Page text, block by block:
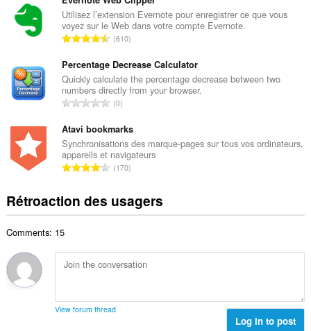
a
x
i
m
a
l
d
'
v
a
l
u
t
i
s
:
b
r
e
a
x
i
m
a
l
d
'
v
a
a
t
n
Utilisez l’extension Evernote pour enregistrer ce que vous
voyez sur le Web dans votre compte Evernote.
N
m
b
r
e
a
x
i
m
l
d
v
a
u
a
610
Percentage Decrease Calculator
Quickly calculate the percentage decrease between two
numbers directly from your browser.
N
m
b
r
e
a
x
a
l
é
0
Atavi bookmarks
Synchronisations des marque-pages sur tous vos ordinateurs,
appareils et navigateurs
N
b
m
a
m
170
Rétroaction des usagers
Comments: 15
View forum thread
Log in to post